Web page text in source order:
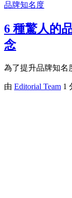
品牌知名度
6 種驚人的
念
為了提升品牌知名
由 Editorial Team 1